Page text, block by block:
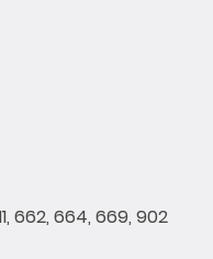
662, 664, 669, 902